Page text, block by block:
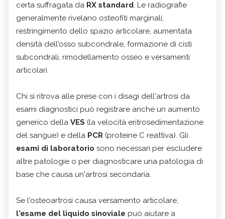
certa suffragata da RX standard. Le radiografie
generalmente rivelano osteofiti marginali,
restringimento dello spazio articolare, aumentata
densità dell'osso subcondrale, formazione di cisti
subcondrali, rimodellamento osseo e versamenti
articolari.
Chi si ritrova alle prese con i disagi dell'artrosi da
esami diagnostici può registrare anche un aumento
generico della VES (la velocità eritrosedimentazione
del sangue) e della PCR (proteine C reattiva). Gli
esami di laboratorio sono necessari per escludere
altre patologie o per diagnosticare una patologia di
base che causa un'artrosi secondaria.
Se l'osteoartrosi causa versamento articolare,
l'esame del liquido sinoviale può aiutare a